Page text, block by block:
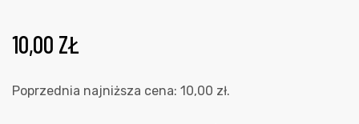
10,00 ZŁ
Poprzednia najniższa cena: 10,00 zł.